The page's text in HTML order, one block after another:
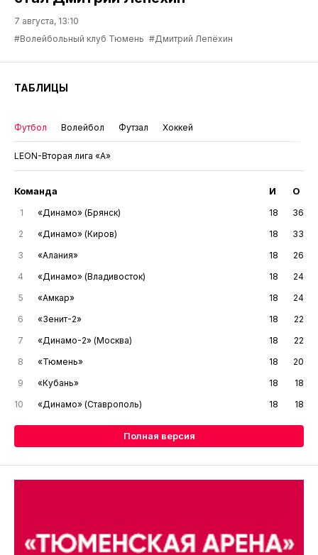
7 августа, 13:10
#Волейбольный клуб Тюмень #Дмитрий Лепёхин
ТАБЛИЦЫ
Футбол Волейбол Футзал Хоккей
LEON-Вторая лига «А»
Команда И О
1 «Динамо» (Брянск) 18
36
2
«Динамо» (Киров) 18
33
3
«Алания» 18
26
4
«Динамо» (Владивосток) 18
24
5
«Амкар» 18
24
6
«Зенит-2» 18
22
7
«Динамо-2» (Москва) 18
22
8
«Тюмень» 18
20
9
«Кубань» 18
18
10
«Динамо» (Ставрополь) 18 18
Полная версия